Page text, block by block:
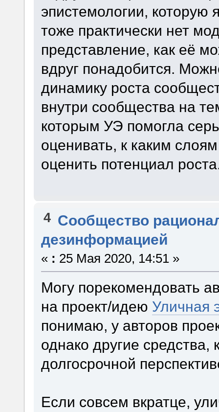
эпистемологии,
тоже практически нет
представление, как её
вдруг понадобится.
динамику роста
внутри сообщества на
которым УЭ помогла
оценивать, к каким
оценить потенциал
4 Сообщество
дезинформацией
« : 25 Мая 2020, 14:51 »
Могу порекомендовать
на проект/идею Уличная
понимаю, у авторов
однако другие
долгосрочной
Если совсем вкратце,